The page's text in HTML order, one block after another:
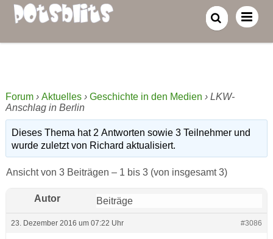
Forum › Aktuelles › Geschichte in den Medien › LKW-
Anschlag in Berlin
Dieses Thema hat 2 Antworten sowie 3 Teilnehmer und
wurde zuletztvon Richard aktualisiert.
Ansicht von 3 Beiträgen – 1 bis 3 (von insgesamt 3)
Autor Beiträge
23. Dezember 2016 um 07:22 Uhr #3086